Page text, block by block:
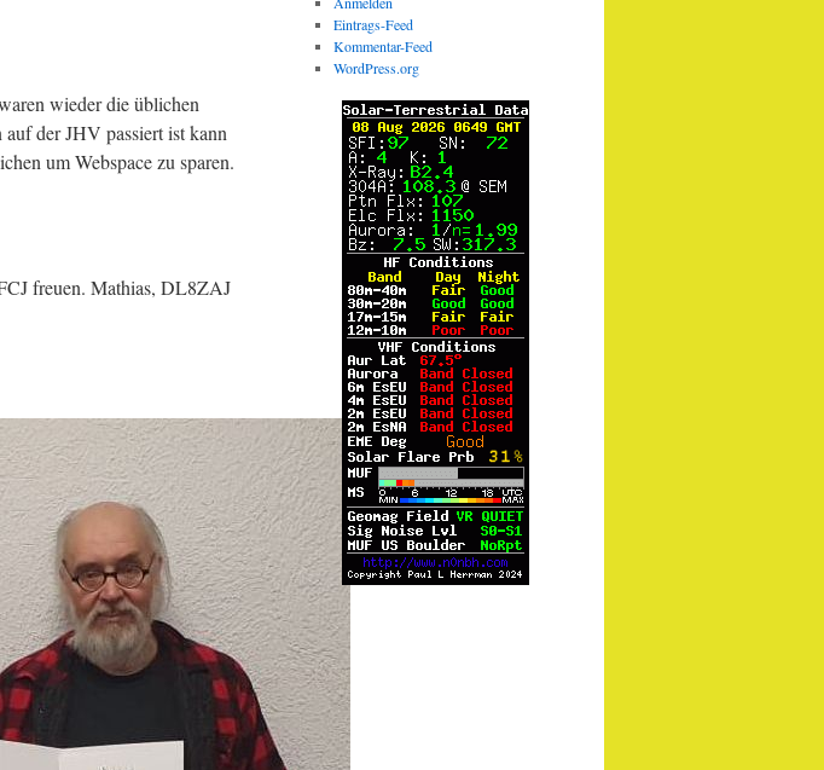
wieder die üblichen
der JHV passiert ist kann
um Webspace zu sparen.
freuen. Mathias, DL8ZAJ
Eintrags-Feed
Kommentar-Feed
WordPress.org